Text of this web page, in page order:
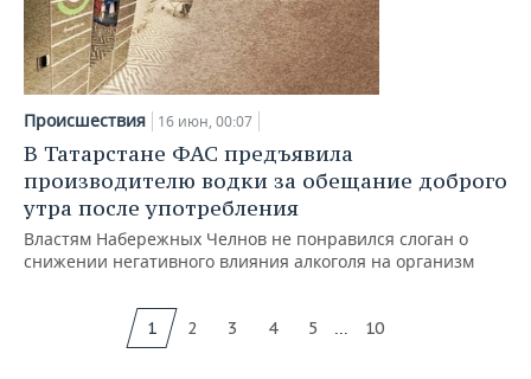
Происшествия 16 июн, 00:07
В Татарстане ФАС предъявила
производителю водки за обещание доброго
утра после употребления
Властям Набережных Челнов не понравился слоган о
снижении негативного влияния алкоголя на организм
1 2 3 4 5 ... 10